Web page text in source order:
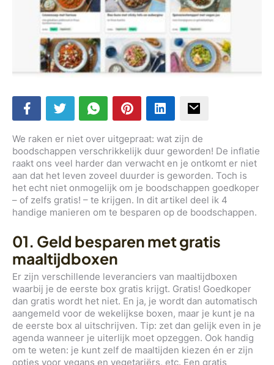
We raken er niet over uitgepraat: wat zijn de
boodschappen verschrikkelijk duur geworden! De inflatie
raakt ons veel harder dan verwacht en je ontkomt er niet
aan dat het leven zoveel duurder is geworden. Toch is
het echt niet onmogelijk om je boodschappen goedkoper
– of zelfs gratis! – te krijgen. In dit artikel deel ik 4
handige manieren om te besparen op de boodschappen.
01. Geld besparen met gratis
maaltijdboxen
Er zijn verschillende leveranciers van maaltijdboxen
waarbij je de eerste box gratis krijgt. Gratis! Goedkoper
dan gratis wordt het niet. En ja, je wordt dan automatisch
aangemeld voor de wekelijkse boxen, maar je kunt je na
de eerste box al uitschrijven. Tip: zet dan gelijk even in je
agenda wanneer je uiterlijk moet opzeggen. Ook handig
om te weten: je kunt zelf de maaltijden kiezen én er zijn
opties voor vegans en vegetariërs, etc. Een gratis